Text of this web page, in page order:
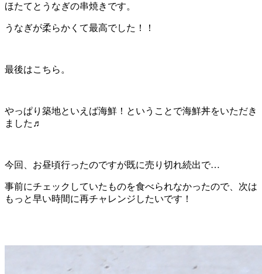
ほたてとうなぎの串焼きです。
うなぎが柔らかくて最高でした！！
最後はこちら。
やっぱり築地といえば海鮮！ということで海鮮丼をいただき
ました♬
今回、お昼頃行ったのですが既に売り切れ続出で…
事前にチェックしていたものを食べられなかったので、次は
もっと早い時間に再チャレンジしたいです！